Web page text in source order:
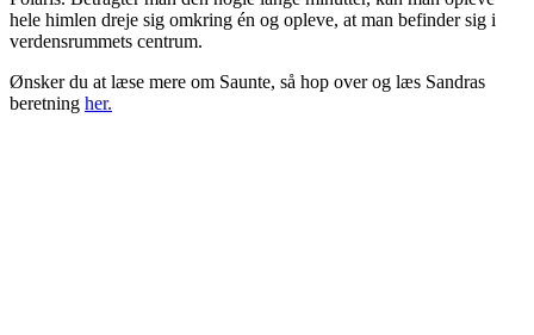
hele himlen dreje sig omkring én og opleve, at man befinder sig i
verdensrummets centrum.
Ønsker du at læse mere om Saunte, så hop over og læs Sandras
beretning her.